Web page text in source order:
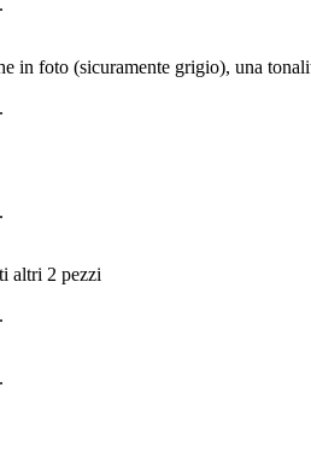
in foto (sicuramente grigio), una
altri 2 pezzi